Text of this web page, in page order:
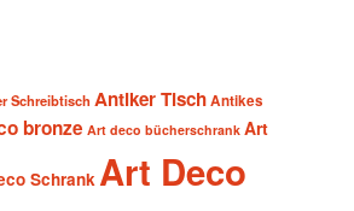
Schreibtisch Antiker TischAntikes
bronze Art deco bücherschrank Art
Schrank Art Deco